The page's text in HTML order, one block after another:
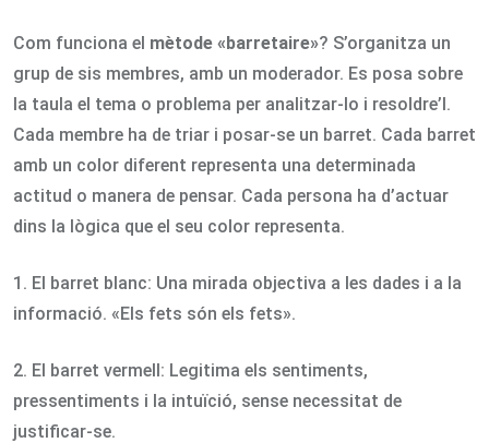
Com funciona el mètode «barretaire»? S’organitza un
grup de sis membres, amb un moderador. Es posa sobre
la taula el tema o problema per analitzar-lo i resoldre’l.
Cada membre ha de triar i posar-se un barret. Cada barret
amb un color diferent representa una determinada
actitud o manera de pensar. Cada persona ha d’actuar
dins la lògica que el seu color representa.
1. El barret blanc: Una mirada objectiva a les dades i a la
informació. «Els fets són els fets».
2. El barret vermell: Legitima els sentiments,
pressentiments i la intuïció, sense necessitat de
justificar-se.